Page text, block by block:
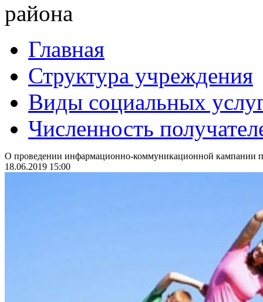
района
Главная
Структура учреждения
Виды социальных
Численность
О проведении инфармационно-коммуникационной кампании
18.06.2019 15:00